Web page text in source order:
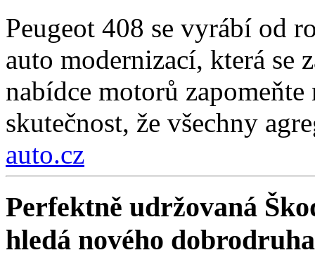
Peugeot 408 se vyrábí od
auto modernizací, která se
nabídce motorů
skutečnost, že všechny
auto.cz
Perfektně udržovaná
hledá nového